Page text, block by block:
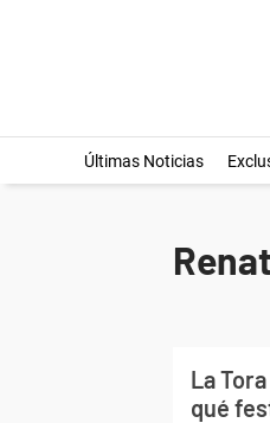
Últimas Noticias
La
qué